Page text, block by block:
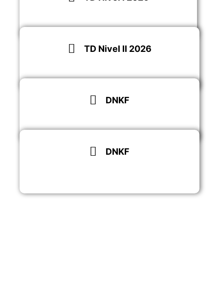
Descargar
TD Nivel II 2026
Descargar
DNKF
Saber más
DNKF